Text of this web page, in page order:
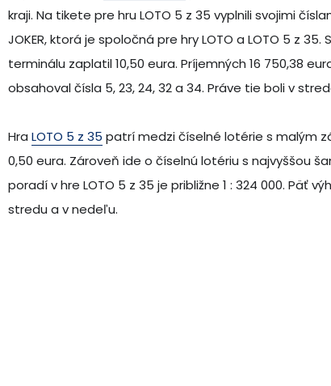
kraji. Na tikete pre hru LOTO 5 z 35 vyplnili svojimi
JOKER, ktorá je spoločná pre hry LOTO a LOTO 5 z
terminálu zaplatil 10,50 eura. Príjemných 16 750,38
obsahoval čísla 5, 23, 24, 32 a 34. Práve tie boli v
Hra LOTO 5 z 35 patrí medzi číselné lotérie s malým
0,50 eura. Zároveň ide o číselnú lotériu s najvyššou
poradí v hre LOTO 5 z 35 je približne 1 : 324 000. Päť
stredu a v nedeľu.